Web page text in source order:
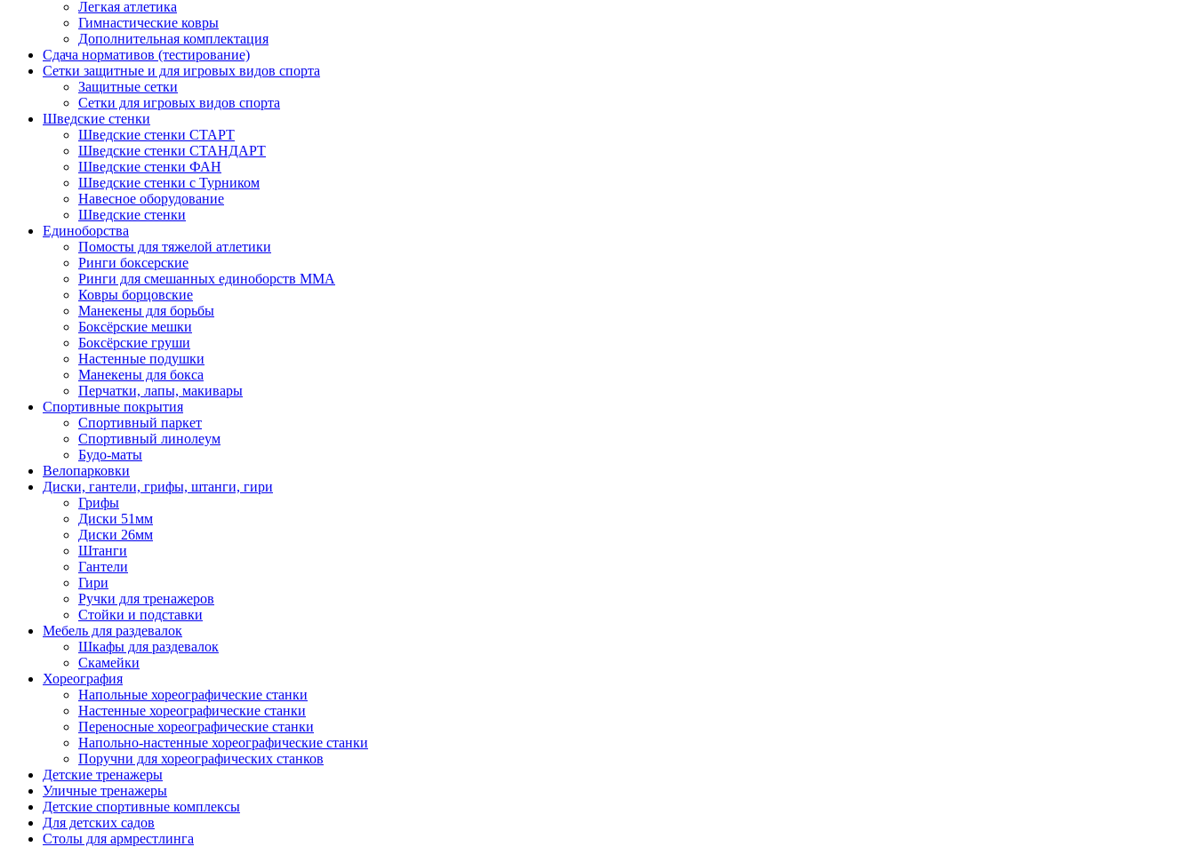
Легкая атлетика
Гимнастические ковры
Дополнительная комплектация
Сдача нормативов (тестирование)
Сетки защитные и для игровых видов спорта
Защитные сетки
Сетки для игровых видов спорта
Шведские стенки
Шведские стенки СТАРТ
Шведские стенки СТАНДАРТ
Шведские стенки ФАН
Шведские стенки с Турником
Навесное оборудование
Шведские стенки
Единоборства
Помосты для тяжелой атлетики
Ринги боксерские
Ринги для смешанных единоборств ММА
Ковры борцовские
Манекены для борьбы
Боксёрские мешки
Боксёрские груши
Настенные подушки
Манекены для бокса
Перчатки, лапы, макивары
Спортивные покрытия
Спортивный паркет
Спортивный линолеум
Будо-маты
Велопарковки
Диски, гантели, грифы, штанги, гири
Грифы
Диски 51мм
Диски 26мм
Штанги
Гантели
Гири
Ручки для тренажеров
Стойки и подставки
Мебель для раздевалок
Шкафы для раздевалок
Скамейки
Хореография
Напольные хореографические станки
Настенные хореографические станки
Переносные хореографические станки
Напольно-настенные хореографические станки
Поручни для хореографических станков
Детские тренажеры
Уличные тренажеры
Детские спортивные комплексы
Для детских садов
Столы для армрестлинга